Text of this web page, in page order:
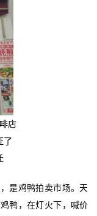
店
了
是鸡鸭拍卖市场。天
鸭，在灯火下，喊价